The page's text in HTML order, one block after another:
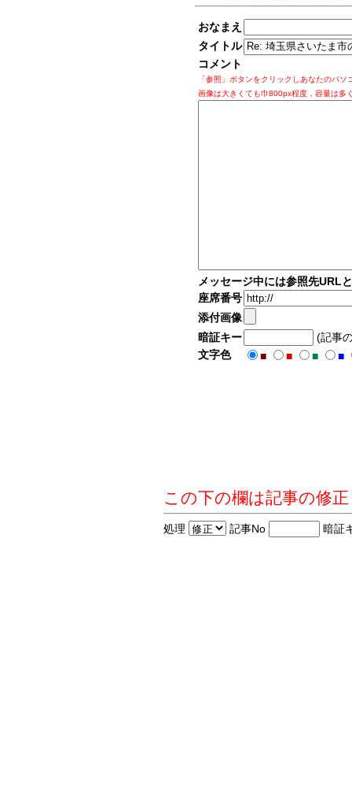
おなまえ
タイトル
コメント
「参照」ボタンをクリックしあなたのパ
画像は大きくても巾800px程度，容量は多
メッセージ中には参照先URL
座席番号
添付画像
暗証キー
(記事
文字色
■ ■ ■ ■
この下の欄は記事の修
処理 記事No 暗証